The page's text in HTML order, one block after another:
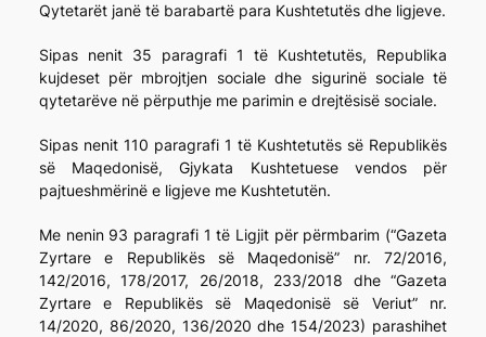
Qytetarët janë të barabartë para Kushtetutës dhe ligjeve.
Sipas nenit 35 paragrafi 1 të Kushtetutës, Republika
kujdeset për mbrojtjen sociale dhe sigurinë sociale të
qytetarëve në përputhje me parimin e drejtësisë sociale.
Sipas nenit 110 paragrafi 1 të Kushtetutës së Republikës
së Maqedonisë, Gjykata Kushtetuese vendos për
pajtueshmërinë e ligjeve me Kushtetutën.
Me nenin 93 paragrafi 1 të Ligjit për përmbarim (“Gazeta
Zyrtare e Republikës së Maqedonisë” nr. 72/2016,
142/2016, 178/2017, 26/2018, 233/2018 dhe “Gazeta
Zyrtare e Republikës së Maqedonisë së Veriut” nr.
14/2020, 86/2020, 136/2020 dhe 154/2023) parashihet